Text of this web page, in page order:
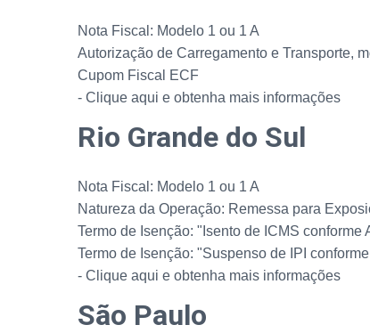
Nota Fiscal: Modelo 1 ou 1 A
Autorização de Carregamento e Transporte,
Cupom Fiscal ECF
- Clique aqui e obtenha mais informações
Rio Grande do Sul
Nota Fiscal: Modelo 1 ou 1 A
Natureza da Operação: Remessa para
Termo de Isenção: "Isento de ICMS
Termo de Isenção: "Suspenso de IPI
- Clique aqui e obtenha mais informações
São Paulo